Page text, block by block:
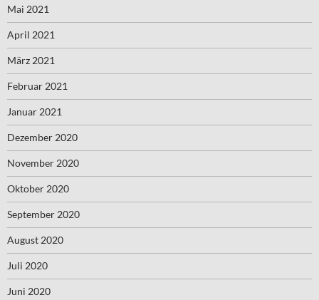
Mai 2021
April 2021
März 2021
Februar 2021
Januar 2021
Dezember 2020
November 2020
Oktober 2020
September 2020
August 2020
Juli 2020
Juni 2020